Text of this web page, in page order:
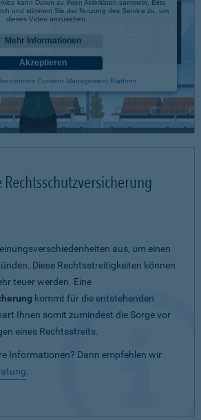
kann Daten zu Ihren Aktivitäten sammeln. Bitte
und stimmen Sie der Nutzung des Service zu, um
dieses Video anzusehen.
Mehr Informationen
Akzeptieren
Consent Management Platform
aus, um einen
Diese Rechtsstreitigkeiten können
teuer werden. Eine
kommt für die entstehenden
Ihnen somit zumindest die Sorge vor
eines Rechtsstreits.
Informationen? Dann empfehlen wir
.